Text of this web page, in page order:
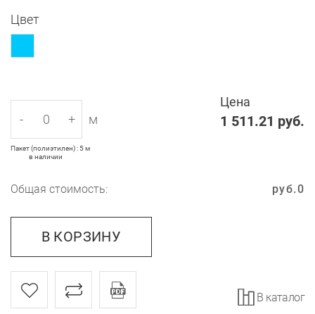
Цвет
Цена
1 511.21 руб.
- + м
Пакет (полиэтилен) : 5 м
в наличии
Общая стоимость: 0
руб.
В КОРЗИНУ
В каталог